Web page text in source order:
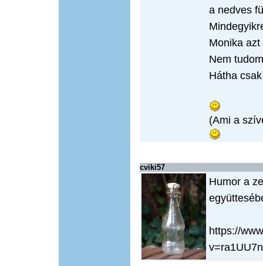
a nedves
Monika
Nem
Hátha
(Ami a
cviki57
Humor a
https://